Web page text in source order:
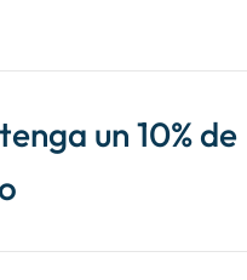
un 10% de